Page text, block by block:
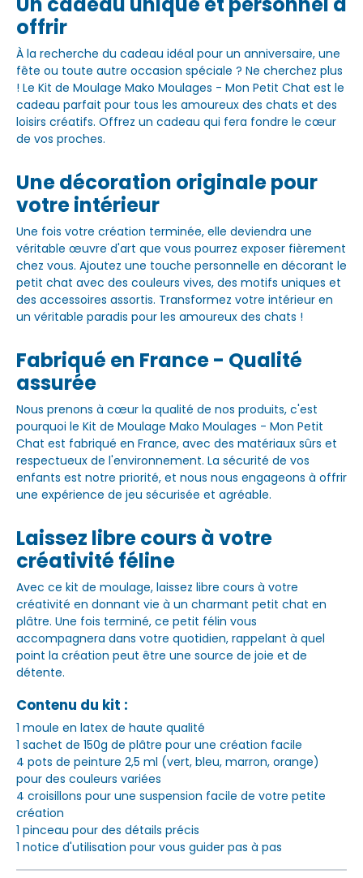
offrir
À la recherche du cadeau idéal pour un anniversaire, une
fête ou toute autre occasion spéciale ? Ne cherchez plus
! Le Kit de Moulage Mako Moulages - Mon Petit Chat est le
cadeau parfait pour tous les amoureux des chats et des
loisirs créatifs. Offrez un cadeau qui fera fondre le cœur
de vos proches.
Une décoration originale pour
votre intérieur
Une fois votre création terminée, elle deviendra une
véritable œuvre d'art que vous pourrez exposer fièrement
chez vous. Ajoutez une touche personnelle en décorant le
petit chat avec des couleurs vives, des motifs uniques et
des accessoires assortis. Transformez votre intérieur en
un véritable paradis pour les amoureux des chats !
Fabriqué en France - Qualité
assurée
Nous prenons à cœur la qualité de nos produits, c'est
pourquoi le Kit de Moulage Mako Moulages - Mon Petit
Chat est fabriqué en France, avec des matériaux sûrs et
respectueux de l'environnement. La sécurité de vos
enfants est notre priorité, et nous nous engageons à offrir
une expérience de jeu sécurisée et agréable.
Laissez libre cours à votre
créativité féline
Avec ce kit de moulage, laissez libre cours à votre
créativité en donnant vie à un charmant petit chat en
plâtre. Une fois terminé, ce petit félin vous
accompagnera dans votre quotidien, rappelant à quel
point la création peut être une source de joie et de
détente.
Contenu du kit :
1 moule en latex de haute qualité
1 sachet de 150g de plâtre pour une création facile
4 pots de peinture 2,5 ml (vert, bleu, marron, orange)
pour des couleurs variées
4 croisillons pour une suspension facile de votre petite
création
1 pinceau pour des détails précis
1 notice d'utilisation pour vous guider pas à pas